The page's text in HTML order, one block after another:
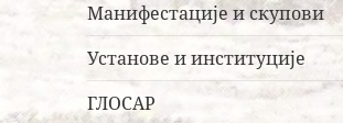
Манифестације и скупови
Установе и институције
ГЛОСАР